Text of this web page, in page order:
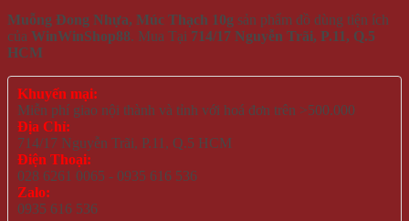
Muỗng Đong Nhựa, Múc Thạch 10g sản phẩm đồ dùng tiện ích
của WinWinShop88. Mua Tại 714/17 Nguyễn Trãi, P.11, Q.5
HCM
Khuyến mại:
Miễn phí giao nội thành và tỉnh với hoá đơn trên >500.000
Địa Chỉ:
714/17 Nguyễn Trãi, P.11, Q.5 HCM
Điện Thoại:
028 6261 0065 - 0935 616 536
Zalo:
0935 616 536